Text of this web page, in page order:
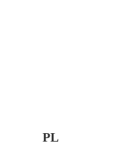
PL